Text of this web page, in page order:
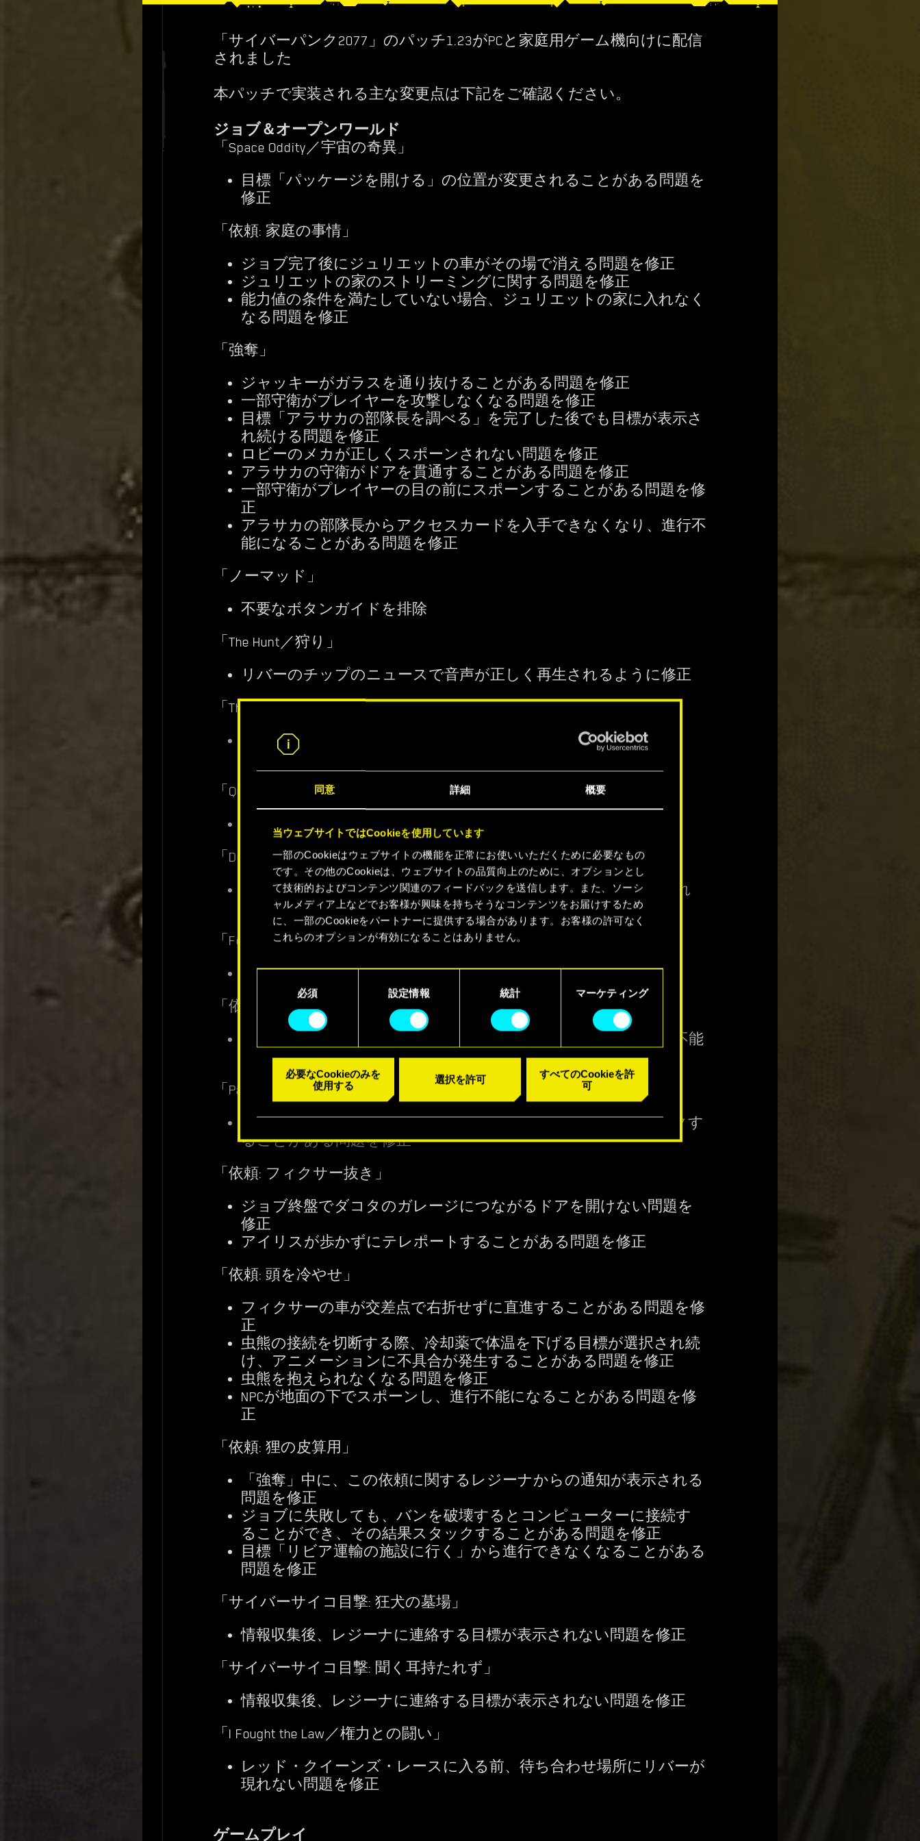
同意 詳細 概要
当ウェブサイトではCookieを使用しています
一部のCookieはウェブサイトの機能を正常にお使いいただくために必要なもの
です。その他のCookieは、ウェブサイトの品質向上のために、オプションとし
て技術的およびコンテンツ関連のフィードバックを送信します。また、ソーシ
ャルメディア上などでお客様が興味を持ちそうなコンテンツをお届けするため
に、一部のCookieをパートナーに提供する場合があります。お客様の許可なく
これらのオプションが有効になることはありません。
Cookieの使用およびパフォーマンスの変更点に関する詳細は、下記の「設定」
メニューでご確認ください。
必須 設定情報 統計 マーケティング
必要なCookieのみを
使用する
選択を許可
すべてのCookieを許
可
「サイバーパンク2077」のパッチ1.23がPCと家庭用ゲーム機向けに配信
されました
本パッチで実装される主な変更点は下記をご確認ください。
ジョブ＆オープンワールド
「Space Oddity／宇宙の奇異」
目標「パッケージを開ける」の位置が変更されることがある問題を
修正
「依頼: 家庭の事情」
ジョブ完了後にジュリエットの車がその場で消える問題を修正
ジュリエットの家のストリーミングに関する問題を修正
能力値の条件を満たしていない場合、ジュリエットの家に入れなく
なる問題を修正
「強奪」
ジャッキーがガラスを通り抜けることがある問題を修正
一部守衛がプレイヤーを攻撃しなくなる問題を修正
目標「アラサカの部隊長を調べる」を完了した後でも目標が表示さ
れ続ける問題を修正
ロビーのメカが正しくスポーンされない問題を修正
アラサカの守衛がドアを貫通することがある問題を修正
一部守衛がプレイヤーの目の前にスポーンすることがある問題を修
正
アラサカの部隊長からアクセスカードを入手できなくなり、進行不
能になることがある問題を修正
「ノーマッド」
不要なボタンガイドを排除
「The Hunt／狩り」
リバーのチップのニュースで音声が正しく再生されるように修正
「The Beast In Me／内なる野獣」
サントドミンゴのレース後に、クレアの元を早く離れすぎた場
合、進行不能になることがある問題を修正
「Queen of the Highway／ハイウェイの女王」
バシリスクが一部の木を貫通することがある問題を修正
「Down on the Street／ストリートの上にて」
ワカコと話す際に、ジョブに関連する会話オプションが表示され
ない不具合を修正
「Forward to Death／死への前進」
バシリスクに搭乗中、煙と埃がちらつかないように変更
「依頼: さようならナイトシティ」
プレイヤーがデラマンに電話した場合、ブルース救出後に進行不能
になることがある問題を修正
「Path of Glory／栄光の道」
AVが到着する前に着陸地点に立っていた場合、AVの中でスタックす
ることがある問題を修正
「依頼: フィクサー抜き」
ジョブ終盤でダコタのガレージにつながるドアを開けない問題を
修正
アイリスが歩かずにテレポートすることがある問題を修正
「依頼: 頭を冷やせ」
フィクサーの車が交差点で右折せずに直進することがある問題を修
正
虫熊の接続を切断する際、冷却薬で体温を下げる目標が選択され続
け、アニメーションに不具合が発生することがある問題を修正
虫熊を抱えられなくなる問題を修正
NPCが地面の下でスポーンし、進行不能になることがある問題を修
正
「依頼: 狸の皮算用」
「強奪」中に、この依頼に関するレジーナからの通知が表示される
問題を修正
ジョブに失敗しても、バンを破壊するとコンピューターに接続す
ることができ、その結果スタックすることがある問題を修正
目標「リビア運輸の施設に行く」から進行できなくなることがある
問題を修正
「サイバーサイコ目撃: 狂犬の墓場」
情報収集後、レジーナに連絡する目標が表示されない問題を修正
「サイバーサイコ目撃: 聞く耳持たれず」
情報収集後、レジーナに連絡する目標が表示されない問題を修正
「I Fought the Law／権力との闘い」
レッド・クイーンズ・レースに入る前、待ち合わせ場所にリバーが
現れない問題を修正
ゲームプレイ